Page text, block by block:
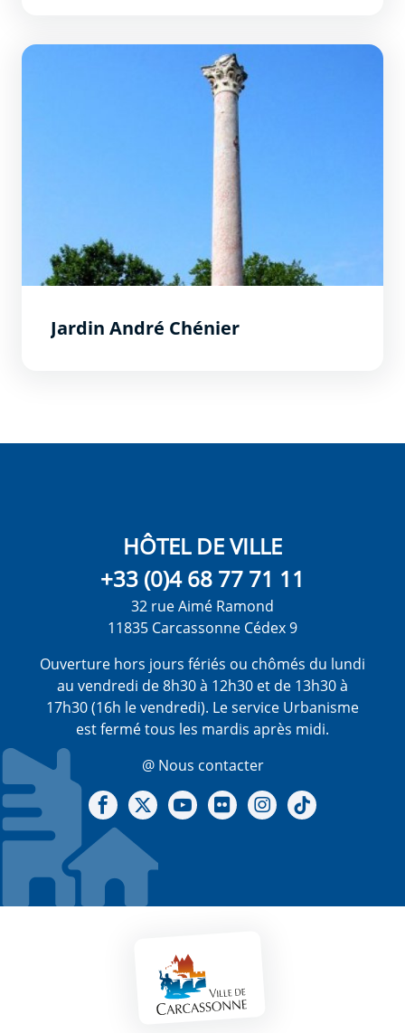
Jardin André Chénier
Jardin André Chénier
HÔTEL DE VILLE
+33 (0)4 68 77 71 11
32 rue Aimé Ramond
11835 Carcassonne Cédex 9
Ouverture hors jours fériés ou chômés du lundi
au vendredi de 8h30 à 12h30 et de 13h30 à
17h30 (16h le vendredi). Le service Urbanisme
est fermé tous les mardis après midi.
@ Nous contacter
Notre Facebook
Notre X - (twitter)
Notre chaine Youtube
Notre Gallerie sur Flickr
Notre Instagram
Mentions légales